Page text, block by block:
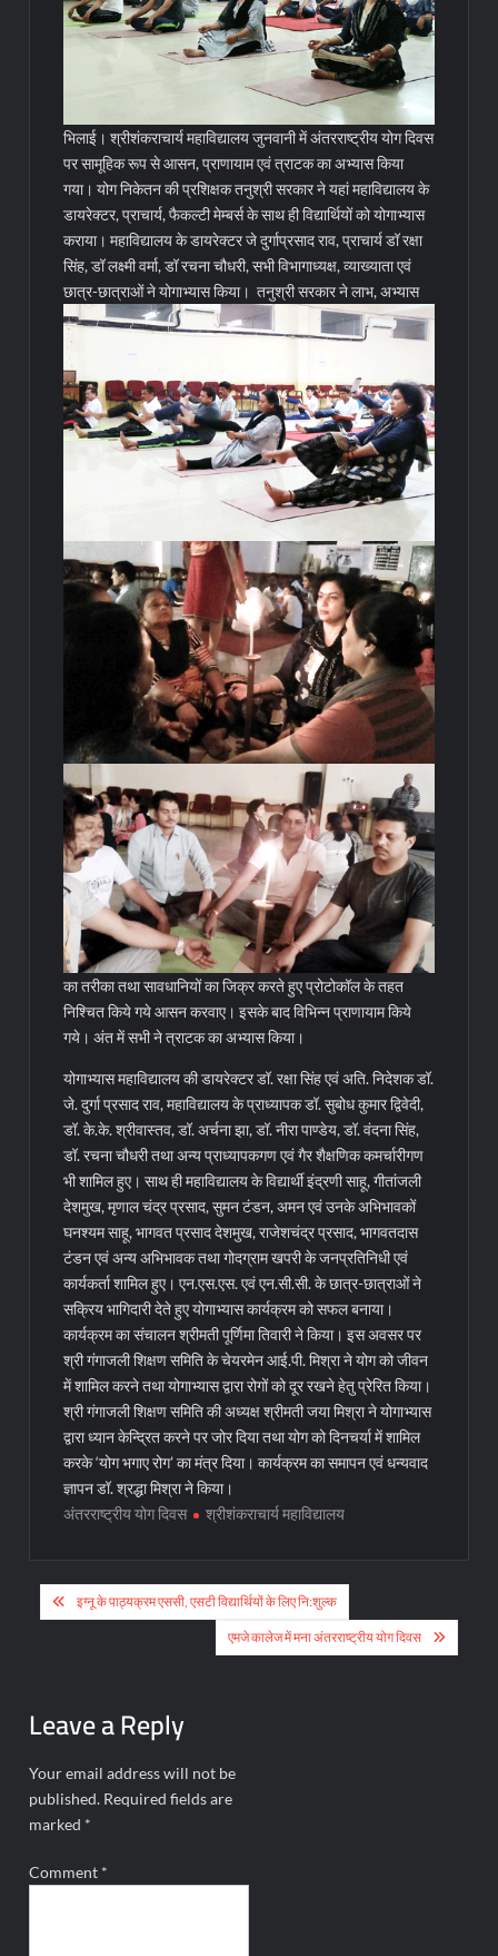
भिलाई। श्रीशंकराचार्य महाविद्यालय जुनवानी में अंतरराष्ट्रीय योग दिवस
पर सामूहिक रूप से आसन, प्राणायाम एवं त्राटक का अभ्यास किया
गया। योग निकेतन की प्रशिक्षक तनुश्री सरकार ने यहां महाविद्यालय के
डायरेक्टर, प्राचार्य, फैकल्टी मेम्बर्स के साथ ही विद्यार्थियों को योगाभ्यास
कराया। महाविद्यालय के डायरेक्टर जे दुर्गाप्रसाद राव, प्राचार्य डॉ रक्षा
सिंह, डॉ लक्ष्मी वर्मा, डॉ रचना चौधरी, सभी विभागाध्यक्ष, व्याख्याता एवं
छात्र-छात्राओं ने योगाभ्यास किया। तनुश्री सरकार ने लाभ, अभ्यास
का तरीका तथा सावधानियों का जिक्र करते हुए प्रोटोकॉल के तहत
निश्चित किये गये आसन करवाए। इसके बाद विभिन्न प्राणायाम किये
गये। अंत में सभी ने त्राटक का अभ्यास किया।
योगाभ्यास महाविद्यालय की डायरेक्टर डॉ. रक्षा सिंह एवं अति. निदेशक डॉ.
जे. दुर्गा प्रसाद राव, महाविद्यालय के प्राध्यापक डॉ. सुबोध कुमार द्विवेदी,
डॉ. के.के. श्रीवास्तव, डॉ. अर्चना झा, डॉ. नीरा पाण्डेय, डॉ. वंदना सिंह,
डॉ. रचना चौधरी तथा अन्य प्राध्यापकगण एवं गैर शैक्षणिक कमर्चारीगण
भी शामिल हुए। साथ ही महाविद्यालय के विद्यार्थी इंद्रणी साहू, गीतांजली
देशमुख, मृणाल चंद्र प्रसाद, सुमन टंडन, अमन एवं उनके अभिभावकों
घनश्यम साहू, भागवत प्रसाद देशमुख, राजेशचंद्र प्रसाद, भागवतदास
टंडन एवं अन्य अभिभावक तथा गोदग्राम खपरी के जनप्रतिनिधी एवं
कार्यकर्ता शामिल हुए। एन.एस.एस. एवं एन.सी.सी. के छात्र-छात्राओं ने
सक्रिय भागिदारी देते हुए योगाभ्यास कार्यक्रम को सफल बनाया।
कार्यक्रम का संचालन श्रीमती पूर्णिमा तिवारी ने किया। इस अवसर पर
श्री गंगाजली शिक्षण समिति के चेयरमेन आई.पी. मिश्रा ने योग को जीवन
में शामिल करने तथा योगाभ्यास द्वारा रोगों को दूर रखने हेतु प्रेरित किया।
श्री गंगाजली शिक्षण समिति की अध्यक्ष श्रीमती जया मिश्रा ने योगाभ्यास
द्वारा ध्यान केन्द्रित करने पर जोर दिया तथा योग को दिनचर्या में शामिल
करके ‘योग भगाए रोग’ का मंत्र दिया। कार्यक्रम का समापन एवं धन्यवाद
ज्ञापन डॉ. श्रद्धा मिश्रा ने किया।
अंतरराष्ट्रीय योग दिवस
श्रीशंकराचार्य महाविद्यालय
Post
navigation
इग्नू के पाठ्यक्रम एससी, एसटी विद्यार्थियों के लिए नि:शुल्क
एमजे कालेज में मना अंतरराष्ट्रीय योग दिवस
Leave a Reply
Your email address will not be
published. Required fields are
marked *
Comment *